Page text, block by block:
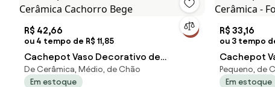
R$ 42,66
ou 4 tempo de R$ 11,85
Cachepot Vaso Decorativo de
Cerâmica Cachorro Bege
De Cerâmica, Médio, de Chão
Em estoque
R$ 33,16
ou 3 tempo
Cachepot
Cerâmica -
Pequeno, de
Em estoque